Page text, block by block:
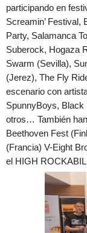
participando en
Screamin’ Festival,
Party, Salamanca
Suberock, Hogaza
Swarm (Sevilla),
(Jerez), The Fly
escenario con
SpunnyBoys, Black
otros… También
Beethoven Fest
(Francia) V-Eight
el HIGH